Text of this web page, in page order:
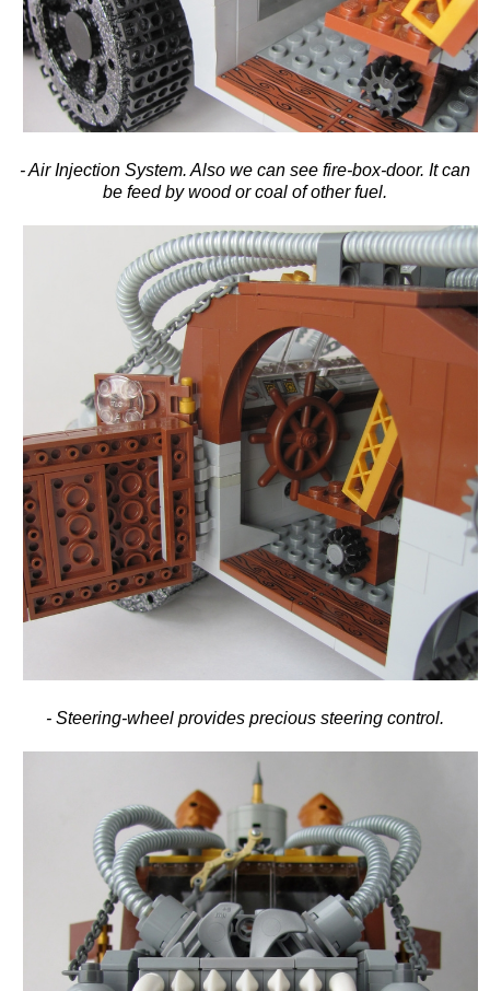
- Air Injection System. Also we can see fire-box-door. It can
be feed by wood or coal of other fuel.
- Steering-wheel provides precious steering control.